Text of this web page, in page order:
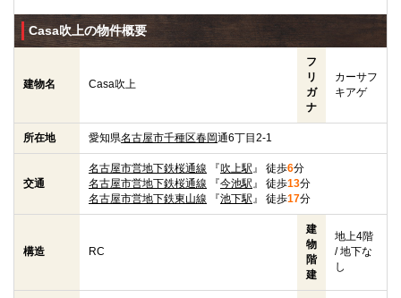
Casa吹上の物件概要
建物名 Casa吹上
フ
リ
ガ
ナ
カーサフ
キアゲ
所在地 愛知県名古屋市千種区春岡通6丁目2-1
交通
名古屋市営地下鉄桜通線 『吹上駅』 徒歩6分
名古屋市営地下鉄桜通線 『今池駅』 徒歩13分
名古屋市営地下鉄東山線 『池下駅』 徒歩17分
構造 RC
建
物
階
建
地上4階
/ 地下な
し